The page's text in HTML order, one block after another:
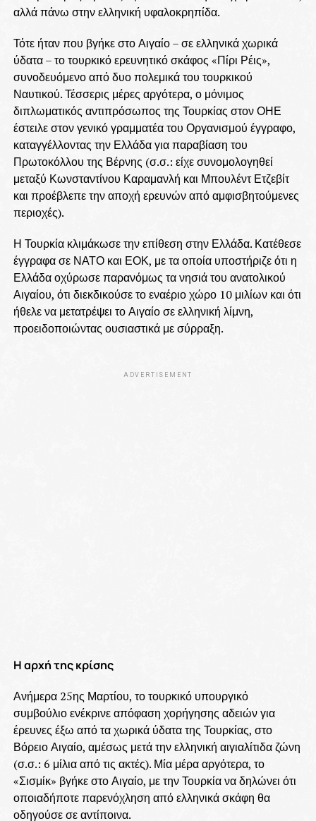
αλλά πάνω στην ελληνική υφαλοκρηπίδα.
Τότε ήταν που βγήκε στο Αιγαίο – σε ελληνικά χωρικά
ύδατα – το τουρκικό ερευνητικό σκάφος «Πίρι Ρέις»,
συνοδευόμενο από δυο πολεμικά του τουρκικού
Ναυτικού. Τέσσερις μέρες αργότερα, ο μόνιμος
διπλωματικός αντιπρόσωπος της Τουρκίας στον ΟΗΕ
έστειλε στον γενικό γραμματέα του Οργανισμού έγγραφο,
καταγγέλλοντας την Ελλάδα για παραβίαση του
Πρωτοκόλλου της Βέρνης (σ.σ.: είχε συνομολογηθεί
μεταξύ Κωνσταντίνου Καραμανλή και Μπουλέντ Ετζεβίτ
και προέβλεπε την αποχή ερευνών από αμφισβητούμενες
περιοχές).
Η Τουρκία κλιμάκωσε την επίθεση στην Ελλάδα. Κατέθεσε
έγγραφα σε ΝΑΤΟ και ΕΟΚ, με τα οποία υποστήριζε ότι η
Ελλάδα οχύρωσε παρανόμως τα νησιά του ανατολικού
Αιγαίου, ότι διεκδικούσε το εναέριο χώρο 10 μιλίων και ότι
ήθελε να μετατρέψει το Αιγαίο σε ελληνική λίμνη,
προειδοποιώντας ουσιαστικά με σύρραξη.
ADVERTISEMENT
Η αρχή της κρίσης
Ανήμερα 25ης Μαρτίου, το τουρκικό υπουργικό
συμβούλιο ενέκρινε απόφαση χορήγησης αδειών για
έρευνες έξω από τα χωρικά ύδατα της Τουρκίας, στο
Βόρειο Αιγαίο, αμέσως μετά την ελληνική αιγιαλίτιδα ζώνη
(σ.σ.: 6 μίλια από τις ακτές). Μία μέρα αργότερα, το
«Σισμίκ» βγήκε στο Αιγαίο, με την Τουρκία να δηλώνει ότι
οποιαδήποτε παρενόχληση από ελληνικά σκάφη θα
οδηγούσε σε αντίποινα.